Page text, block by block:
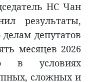
НС Чан
результаты,
депутатов
месяцев 2026
в условиях
сложных и